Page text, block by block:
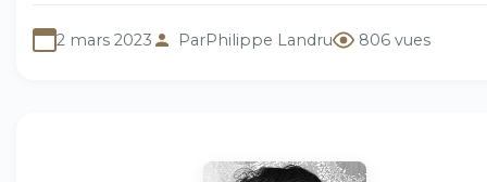
2 mars 2023 ParPhilippe Landru 806 vues